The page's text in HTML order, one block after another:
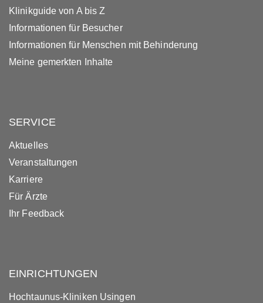
Klinikguide von A bis Z
Informationen für Besucher
Informationen für Menschen mit Behinderung
Meine gemerkten Inhalte
SERVICE
Aktuelles
Veranstaltungen
Karriere
Für Ärzte
Ihr Feedback
EINRICHTUNGEN
Hochtaunus-Kliniken Usingen